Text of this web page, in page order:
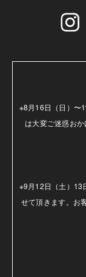
※8月16日（日）〜
は大変ご迷惑お
※9月12日（土）13
せて頂きます。お